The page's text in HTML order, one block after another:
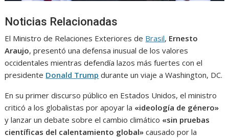
Noticias Relacionadas
El Ministro de Relaciones Exteriores de Brasil, Ernesto
Araujo, presentó una defensa inusual de los valores
occidentales mientras defendía lazos más fuertes con el
presidente Donald Trump durante un viaje a Washington, DC.
En su primer discurso público en Estados Unidos, el ministro
criticó a los globalistas por apoyar la «ideología de género»
y lanzar un debate sobre el cambio climático «sin pruebas
científicas del calentamiento global» causado por la